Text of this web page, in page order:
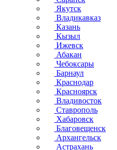
Якутск
Владикавказ
Казань
Кызыл
Ижевск
Абакан
Чебоксары
Барнаул
Краснодар
Красноярск
Владивосток
Ставрополь
Хабаровск
Благовещенск
Архангельск
Астрахань